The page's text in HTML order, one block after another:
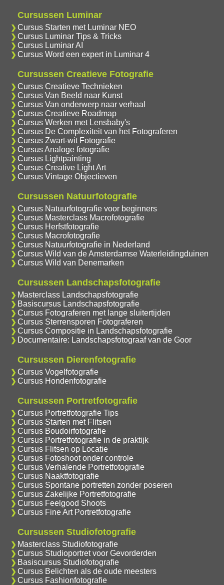
Cursussen Luminar
Cursus Starten met Luminar NEO
Cursus Luminar Tips & Tricks
Cursus Luminar AI
Cursus Word een expert in Luminar 4
Cursussen Creatieve Fotografie
Cursus Creatieve Technieken
Cursus Van Beeld naar Kunst
Cursus Van onderwerp naar verhaal
Cursus Creatieve Roadmap
Cursus Werken met Lensbaby's
Cursus De Complexiteit van het Fotograferen
Cursus Zwart-wit Fotografie
Cursus Analoge fotografie
Cursus Lightpainting
Cursus Creative Light Art
Cursus Vintage Objectieven
Cursussen Natuurfotografie
Cursus Natuurfotografie voor beginners
Cursus Masterclass Macrofotografie
Cursus Herfstfotografie
Cursus Macrofotografie
Cursus Natuurfotografie in Nederland
Cursus Wild van de Amsterdamse Waterleidingduinen
Cursus Wild van Denemarken
Cursussen Landschapsfotografie
Masterclass Landschapsfotografie
Basiscursus Landschapsfotografie
Cursus Fotograferen met lange sluitertijden
Cursus Sterrensporen Fotograferen
Cursus Compositie in Landschapsfotografie
Documentaire: Landschapsfotograaf van de Goor
Cursussen Dierenfotografie
Cursus Vogelfotografie
Cursus Hondenfotografie
Cursussen Portretfotografie
Cursus Portretfotografie Tips
Cursus Starten met Flitsen
Cursus Boudoirfotografie
Cursus Portretfotografie in de praktijk
Cursus Flitsen op Locatie
Cursus Fotoshoot onder controle
Cursus Verhalende Portretfotografie
Cursus Naaktfotografie
Cursus Spontane portretten zonder poseren
Cursus Zakelijke Portretfotografie
Cursus Feelgood Shoots
Cursus Fine Art Portretfotografie
Cursussen Studiofotografie
Masterclass Studiofotografie
Cursus Studioportret voor Gevorderden
Basiscursus Studiofotografie
Cursus Belichten als de oude meesters
Cursus Fashionfotografie